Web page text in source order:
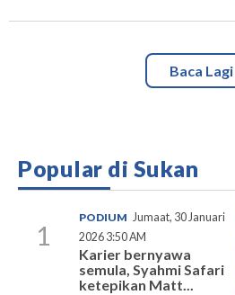
Baca Lagi
Popular di Sukan
1
PODIUM Jumaat, 30 Januari
2026 3:50 AM
Karier bernyawa
semula, Syahmi Safari
ketepikan Matt...